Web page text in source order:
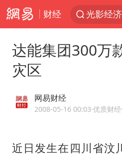
财经
光影经
浙江上
情侣平
达能集团300万
灾区
网易财经
2008-05-16 00:03·优质财
近日发生在四川省汶